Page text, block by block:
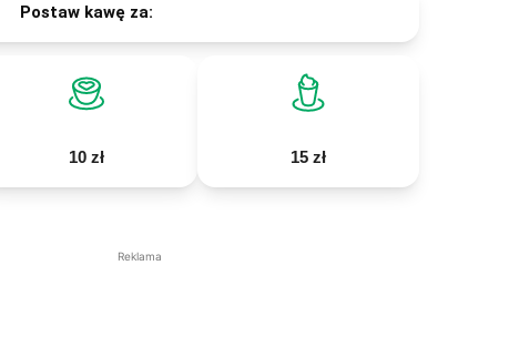
Postaw kawę za:
10 zł 15 zł
Reklama